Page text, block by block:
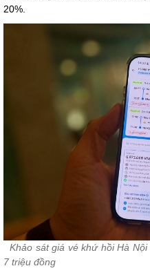
20%.
Khảo sát giá vé khứ hồi Hà
7 triệu đồng